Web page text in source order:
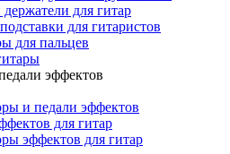
для гитар
для гитаристов
для пальцев
эффектов
и педали эффектов
для гитар
эффектов для гитар